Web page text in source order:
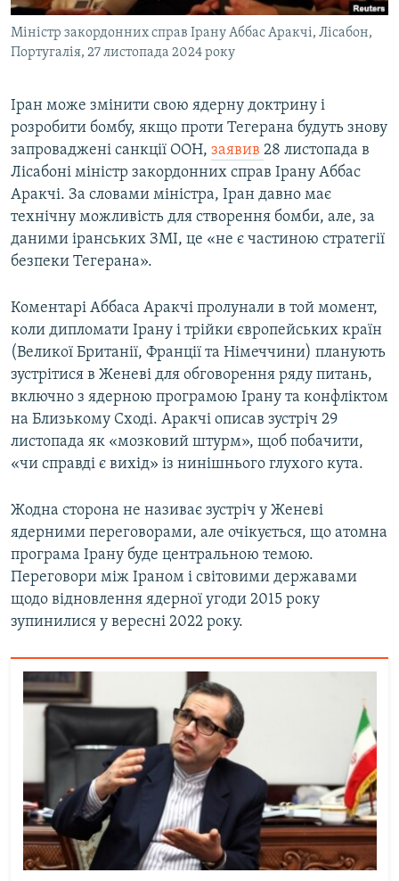
ПОДКАСТИ
КРИМ РЕАЛІЇ
УКР
КТАТ
ДОЛУЧАЙСЯ!
Усі сайти RFE/RL
Міністр закордонних справ Ірану Аббас Аракчі, Лісабон,
Португалія, 27 листопада 2024 року
Іран може змінити свою ядерну доктрину і
розробити бомбу, якщо проти Тегерана будуть знову
запроваджені санкції ООН, заявив 28 листопада в
Лісабоні міністр закордонних справ Ірану Аббас
Аракчі. За словами міністра, Іран давно має
технічну можливість для створення бомби, але, за
даними іранських ЗМІ, це «не є частиною стратегії
безпеки Тегерана».
Коментарі Аббаса Аракчі пролунали в той момент,
коли дипломати Ірану і трійки європейських країн
(Великої Британії, Франції та Німеччини) планують
зустрітися в Женеві для обговорення ряду питань,
включно з ядерною програмою Ірану та конфліктом
на Близькому Сході. Аракчі описав зустріч 29
листопада як «мозковий штурм», щоб побачити,
«чи справді є вихід» із нинішнього глухого кута.
Жодна сторона не називає зустріч у Женеві
ядерними переговорами, але очікується, що атомна
програма Ірану буде центральною темою.
Переговори між Іраном і світовими державами
щодо відновлення ядерної угоди 2015 року
зупинилися у вересні 2022 року.